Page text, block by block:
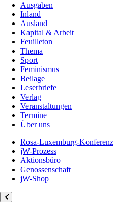
Ausgaben
Inland
Ausland
Kapital & Arbeit
Feuilleton
Thema
Sport
Feminismus
Beilage
Leserbriefe
Verlag
Veranstaltungen
Termine
Über uns
Rosa-Luxemburg-Konferenz
jW-Prozess
Aktionsbüro
Genossenschaft
jW-Shop